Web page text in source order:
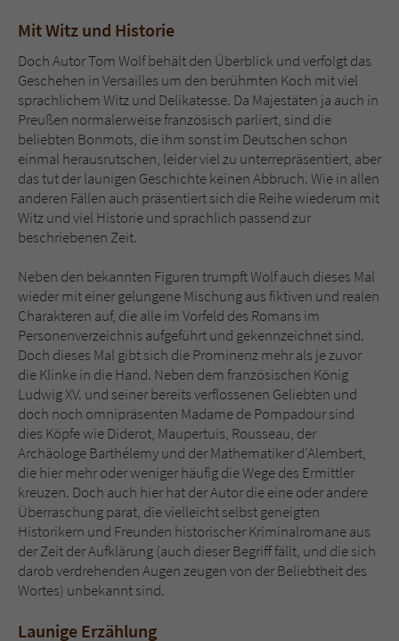
Mit Witz und Historie
Doch Autor Tom Wolf behält den Überblick und verfolgt das
Geschehen in Versailles um den berühmten Koch mit viel
sprachlichem Witz und Delikatesse. Da Majestäten ja auch in
Preußen normalerweise französisch parliert, sind die
beliebten Bonmots, die ihm sonst im Deutschen schon
einmal herausrutschen, leider viel zu unterrepräsentiert, aber
das tut der launigen Geschichte keinen Abbruch. Wie in allen
anderen Fällen auch präsentiert sich die Reihe wiederum mit
Witz und viel Historie und sprachlich passend zur
beschriebenen Zeit.
Neben den bekannten Figuren trumpft Wolf auch dieses Mal
wieder mit einer gelungene Mischung aus fiktiven und realen
Charakteren auf, die alle im Vorfeld des Romans im
Personenverzeichnis aufgeführt und gekennzeichnet sind.
Doch dieses Mal gibt sich die Prominenz mehr als je zuvor
die Klinke in die Hand. Neben dem französischen König
Ludwig XV. und seiner bereits verflossenen Geliebten und
doch noch omnipräsenten Madame de Pompadour sind
dies Köpfe wie Diderot, Maupertuis, Rousseau, der
Archäologe Barthélemy und der Mathematiker d’Alembert,
die hier mehr oder weniger häufig die Wege des Ermittler
kreuzen. Doch auch hier hat der Autor die eine oder andere
Überraschung parat, die vielleicht selbst geneigten
Historikern und Freunden historischer Kriminalromane aus
der Zeit der Aufklärung (auch dieser Begriff fällt, und die sich
darob verdrehenden Augen zeugen von der Beliebtheit des
Wortes) unbekannt sind.
Launige Erzählung